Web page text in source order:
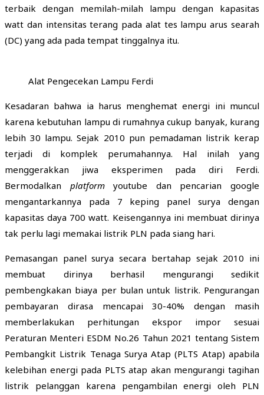
terbaik dengan memilah-milah lampu dengan kapasitas
watt dan intensitas terang pada alat tes lampu arus searah
(DC) yang ada pada tempat tinggalnya itu.
Alat Pengecekan Lampu Ferdi
Kesadaran bahwa ia harus menghemat energi ini muncul
karena kebutuhan lampu di rumahnya cukup banyak, kurang
lebih 30 lampu. Sejak 2010 pun pemadaman listrik kerap
terjadi di komplek perumahannya. Hal inilah yang
menggerakkan jiwa eksperimen pada diri Ferdi.
Bermodalkan platformyoutube dan pencarian google
mengantarkannya pada 7 keping panel surya dengan
kapasitas daya 700 watt. Keisengannya ini membuat dirinya
tak perlu lagi memakai listrik PLN pada siang hari.
Pemasangan panel surya secara bertahap sejak 2010 ini
membuat dirinya berhasil mengurangi sedikit
pembengkakan biaya per bulan untuk listrik. Pengurangan
pembayaran dirasa mencapai 30-40% dengan masih
memberlakukan perhitungan ekspor impor sesuai
Peraturan Menteri ESDM No.26 Tahun 2021 tentang Sistem
Pembangkit Listrik Tenaga Surya Atap (PLTS Atap) apabila
kelebihan energi pada PLTS atap akan mengurangi tagihan
listrik pelanggan karena pengambilan energi oleh PLN